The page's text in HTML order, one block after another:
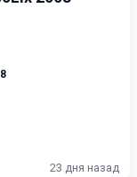
23 дня назад